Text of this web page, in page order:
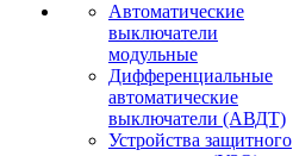
Автоматические
выключатели
модульные
Дифференциальные
автоматические
выключатели (АВДТ)
Устройства защитного